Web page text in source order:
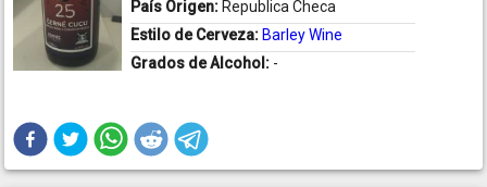
País Origen: Republica Checa
Estilo de Cerveza: Barley Wine
Grados de Alcohol: -